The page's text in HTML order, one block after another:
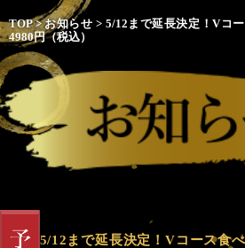
TOP>お知らせ > 5/12まで延長決定！Vコ
4980円（税込）
5/12まで延長決定！Vコース食